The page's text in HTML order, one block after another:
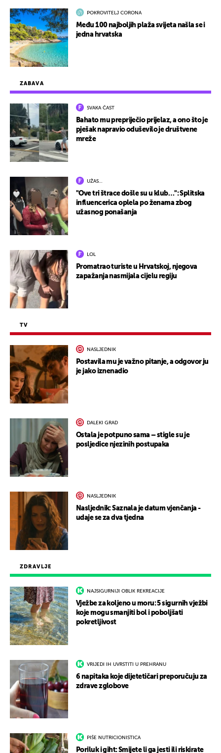
ZDRAVLJE
NAJSIGURNIJI OBLIK REKREACIJE
Vježbe za koljeno u moru: 5 sigurnih vježbi
koje mogu smanjiti bol i poboljšati
pokretljivost
VRIJEDI IH UVRSTITI U PREHRANU
6 napitaka koje dijetetičari preporučuju za
zdrave zglobove
PIŠE NUTRICIONISTICA
Poriluk i giht: Smijete li ga jesti ili riskirate
ZABAVA
SVAKA ČAST
Bahato mu prepriječio prijelaz, a ono što je
pješak napravio oduševilo je društvene
mreže
UŽAS…
"Ove tri štrace došle su u klub…": Splitska
influencerica oplela po ženama zbog
užasnog ponašanja
LOL
Promatrao turiste u Hrvatskoj, njegova
zapažanja nasmijala cijelu regiju
TV
NASLJEDNIK
Postavila mu je važno pitanje, a odgovor ju
je jako iznenadio
DALEKI GRAD
Ostala je potpuno sama – stigle su je
posljedice njezinih postupaka
NASLJEDNIK
Nasljednik: Saznala je datum vjenčanja -
udaje se za dva tjedna
POKROVITELJ CORONA
Među 100 najboljih plaža svijeta našla se i
jedna hrvatska